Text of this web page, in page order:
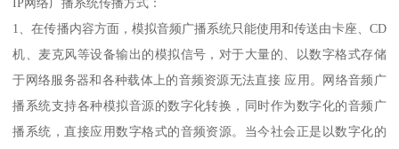
1、在传播内容方面，模拟音频广播系统只能使用和传送由卡座、CD
机、麦克风等设备输出的模拟信号，对于大量的、以数字格式存储
于网络服务器和各种载体上的音频资源无法直接 应用。网络音频广
播系统支持各种模拟音源的数字化转换，同时作为数字化的音频广
播系统，直接应用数字格式的音频资源。当今社会正是以数字化的